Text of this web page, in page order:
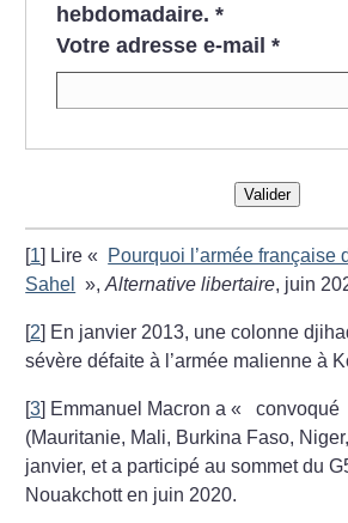
hebdomadaire. *
Votre adresse e-mail *
Valider
[1] Lire «
Pourquoi l’armée française
Sahel
»,Alternative libertaire, juin
[2] En janvier 2013, une colonne
sévère défaite à l’armée malienne à
[3] Emmanuel Macron a « convoqué
(Mauritanie, Mali, Burkina Faso,
janvier, et a participé au sommet du
Nouakchott en juin 2020.